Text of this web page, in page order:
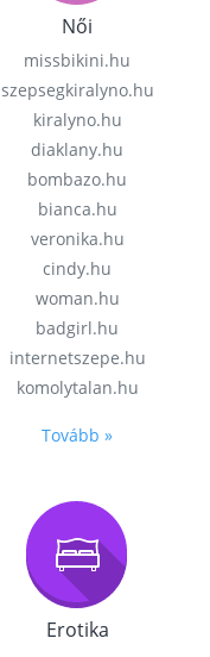
Női
missbikini.hu
szepsegkiralyno.hu
kiralyno.hu
diaklany.hu
bombazo.hu
bianca.hu
veronika.hu
cindy.hu
woman.hu
badgirl.hu
internetszepe.hu
komolytalan.hu
Tovább »
Erotika